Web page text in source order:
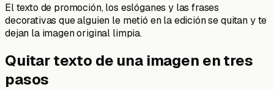
El texto de promoción, los eslóganes y las frases
decorativas que alguien le metió en la edición se quitan y te
dejan la imagen original limpia.
Quitar texto de una imagen en tres
pasos